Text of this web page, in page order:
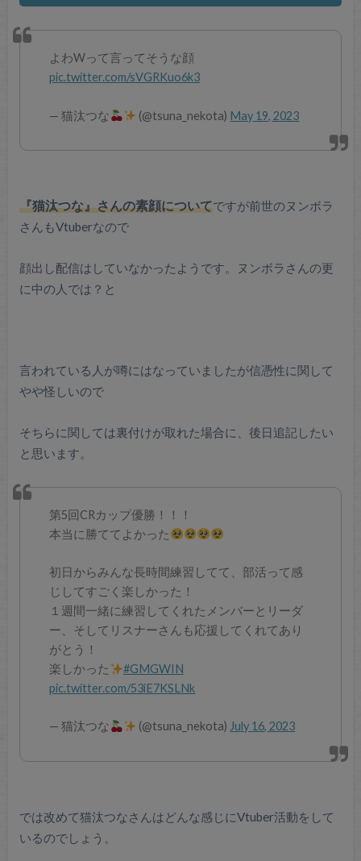
よわWって言ってそうな顔
pic.twitter.com/sVGRKuo6k3
— 猫汰つな (@tsuna_nekota) May 19, 2023
『猫汰つな』さんの素顔についてですが前世のヌンボラ
さんもVtuberなので
顔出し配信はしていなかったようです。ヌンボラさんの更
に中の人では？と
言われている人が噂にはなっていましたが信憑性に関して
やや怪しいので
そちらに関しては裏付けが取れた場合に、後日追記したい
と思います。
第5回CRカップ優勝！！！
本当に勝ててよかった
初日からみんな長時間練習してて、部活って感
じしてすごく楽しかった！
１週間一緒に練習してくれたメンバーとリーダ
ー、そしてリスナーさんも応援してくれてあり
がとう！
楽しかった
#GMGWIN
pic.twitter.com/53iE7KSLNk
— 猫汰つな (@tsuna_nekota)July 16, 2023
では改めて猫汰つなさんはどんな感じにVtuber活動をして
いるのでしょう。